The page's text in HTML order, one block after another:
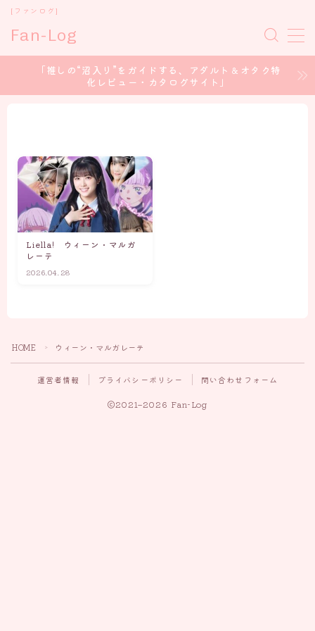
Fan-Log
[ファンログ]
ホーム
コスプレイヤー
アイドル/グラドル
声優 / voice Actor
「推しの“沼入り”をガイドする、アダルト＆オタク特
化レビュー・カタログサイト」
Liella! ウィーン・マルガ
レーテ
2026.04.28
HOME ＞ ウィーン・マルガレーテ
運営者情報 プライバシーポリシー 問い合わせフォーム
2021–2026 Fan-Log